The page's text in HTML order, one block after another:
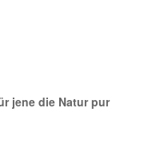
jene die Natur pur